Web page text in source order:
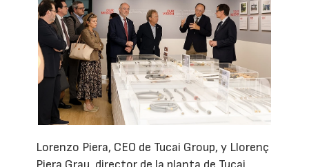
Lorenzo Piera, CEO de Tucai Group, y Llorenç